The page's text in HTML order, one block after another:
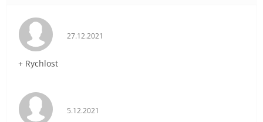
Hodnocení obchodu je 5 z 5 hvězdiček.
27.12.2021
+ Rychlost
Hodnocení obchodu je 5 z 5 hvězdiček.
5.12.2021